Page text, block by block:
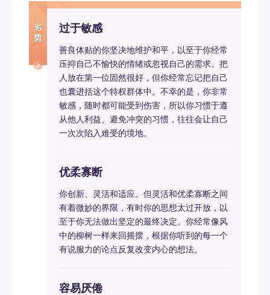
过于敏感
善良体贴的你坚决地维护和平，以至于你经常
压抑自己不愉快的情绪或忽视自己的需求。把
人放在第一位固然很好，但你经常忘记把自己
也囊进括这个特权群体中。不幸的是，你非常
敏感，随时都可能受到伤害，所以你习惯于遵
从他人利益、避免冲突的习惯，往往会让自己
一次次陷入难受的境地。
优柔寡断
你创新、灵活和适应。但灵活和优柔寡断之间
有着微妙的界限，有时你的思想太过开放，以
至于你无法做出坚定的最终决定。你经常像风
中的柳树一样来回摇摆，根据你听到的每一个
有说服力的论点反复改变内心的想法。
容易厌倦